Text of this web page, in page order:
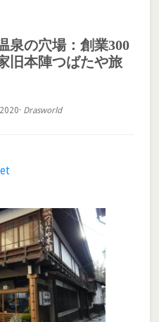
泉の穴場：創業300
旧本陣つばたや旅
· Drasworld